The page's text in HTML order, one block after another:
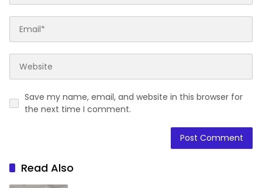
Save my name, email, and website in this browser for
the next time I comment.
Read Also